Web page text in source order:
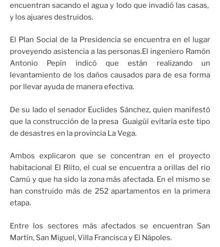
encuentran sacando el agua y lodo que invadió las casas,
y los ajuares destruidos.
El Plan Social de la Presidencia se encuentra en el lugar
proveyendo asistencia a las personas.El ingeniero Ramón
Antonio Pepín indicó que están realizando un
levantamiento de los daños causados para de esa forma
por llevar ayuda de manera efectiva.
De su lado el senador Euclides Sánchez, quien manifestó
que la construcción de la presa Guaigüí evitaría este tipo
de desastres en la provincia La Vega.
Ambos explicaron que se concentran en el proyecto
habitacional El Riíto, el cual se encuentra a orillas del rio
Camú y que ha sido la zona más afectada. En el mismo se
han construido más de 252 apartamentos en la primera
etapa.
Entre los sectores más afectados se encuentran San
Martín, San Miguel, Villa Francisca y El Nápoles.